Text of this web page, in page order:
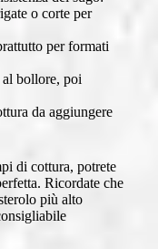
o corte per
per formati
bollore, poi
da aggiungere
di cottura, potrete
Ricordate che
più alto